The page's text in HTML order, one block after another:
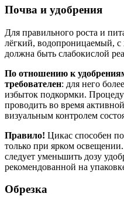
Почва и удобрения
Для правильного роста и
лёгкий, водопроницаемый, с
должна быть слабокислой
По отношению к
требователен: для него
избыток подкормки.
проводить во время
визуальным контролем
Правило! Цикас способен
только при ярком
следует уменьшить дозу
рекомендованной на
Обрезка